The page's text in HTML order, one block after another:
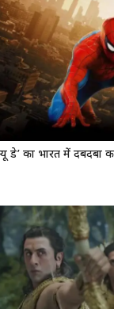
न्यू डे’ का भारत में